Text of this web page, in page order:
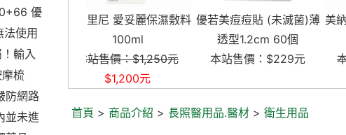
優
法使用
！輸入
梳
防網路
並未進
愛妥麗保濕敷料
100ml
：$1,250元
元
優若美痘痘貼 (未滅菌)薄
透型1.2cm 60個
本站售價：$229元
美納里尼 愛妥麗保濕敷料
100ml
本站售價：$1,250元
首頁 > 商品介紹 > 長照醫用品.醫材 > 衛生用品